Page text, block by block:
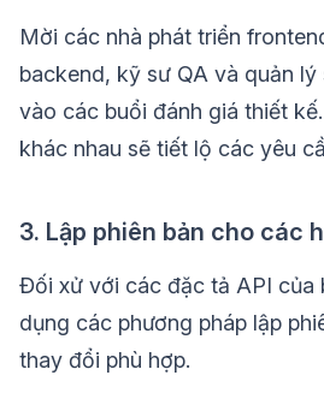
Mời các nhà phát triển
backend, kỹ sư QA và quản lý
vào các buổi đánh giá thiết
khác nhau sẽ tiết lộ các yêu
3. Lập phiên bản cho các
Đối xử với các đặc tả API của
dụng các phương pháp lập
thay đổi phù hợp.